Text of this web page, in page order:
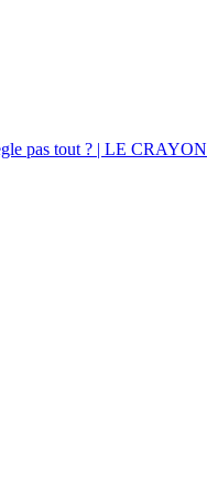
pas tout ? | LE CRAYON